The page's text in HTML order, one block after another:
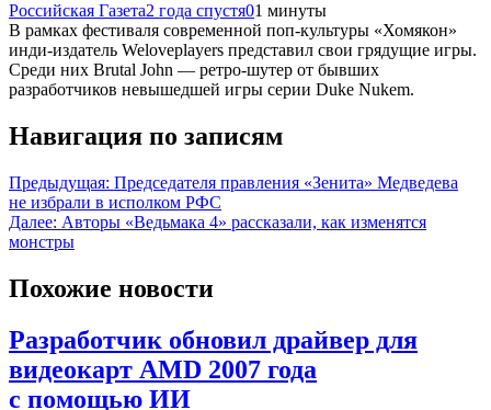
Российская Газета2 года спустя01 минуты
В рамках фестиваля современной поп-культуры «Хомякон»
инди-издатель Weloveplayers представил свои грядущие игры.
Среди них Brutal John — ретро-шутер от бывших
разработчиков невышедшей игры серии Duke Nukem.
Навигация по записям
Предыдущая: Председателя правления «Зенита» Медведева
не избрали в исполком РФС
Далее: Авторы «Ведьмака 4» рассказали, как изменятся
монстры
Похожие новости
Разработчик обновил драйвер для
видеокарт AMD 2007 года
с помощью ИИ